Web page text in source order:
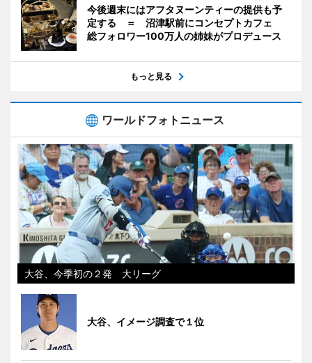
今後週末にはアフタヌーンティーの提供も予
定する ＝ 沼津駅前にコンセプトカフェ
総フォロワー100万人の姉妹がプロデュース
もっと見る
ワールドフォトニュース
大谷、今季初の２発 大リーグ
大谷、イメージ調査で１位